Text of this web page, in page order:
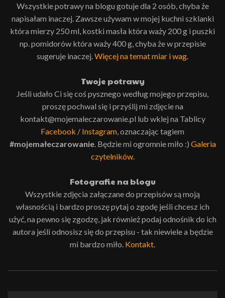
Wszystkie potrawy na blogu gotuje dla 2 osób, chyba że
napisałam inaczej. Zawsze używam w mojej kuchni szklanki
która mierzy 250 ml, kostki masła która waży 200 g i puszki
np. pomidorów która waży 400 g, chyba że w przepisie
sugeruje inaczej.Więcej na temat miar i wag.
Twoje potrawy
Jeśli udało Ci się coś pysznego według mojego przepisu,
proszę pochwal się i przyślij mi zdjęcie na
kontakt@mojemaleczarowanie.pl lub wklej na Tablicy
Facebook / Instagram, oznaczając tagiem
#mojemałeczarowanie. Będzie mi ogromnie miło :) Galeria
czytelników.
Fotografie na blogu
Wszystkie zdjęcia załączane do przepisów są moją
własnością i bardzo proszę pytaj o zgodę jeśli chcesz ich
użyć, na pewno się zgodzę, jak również podaj odnośnik do ich
autora jeśli odnosisz się do przepisu - tak niewiele a będzie
mi bardzo miło. Kontakt.